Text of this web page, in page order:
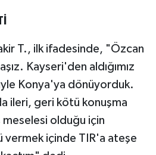
T., ilk ifadesinde, "Özcan
Kayseri'den aldığımız
Konya'ya dönüyorduk.
ileri, geri kötü konuşma
meselesi olduğu için
vermek içinde TIR'a ateşe